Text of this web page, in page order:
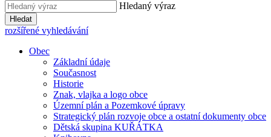
Hledaný výraz
Hledat
rozšířené vyhledávání
Obec
Základní údaje
Současnost
Historie
Znak, vlajka a logo obce
Územní plán a Pozemkové úpravy
Strategický plán rozvoje obce a ostatní dokumenty obce
Dětská skupina KUŘÁTKA